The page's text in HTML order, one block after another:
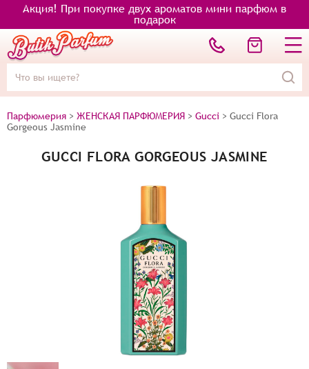
Акция! При покупке двух ароматов мини парфюм в
подарок
Парфюмерия > ЖЕНСКАЯ ПАРФЮМЕРИЯ > Gucci > Gucci Flora
Gorgeous Jasmine
GUCCI FLORA GORGEOUS JASMINE